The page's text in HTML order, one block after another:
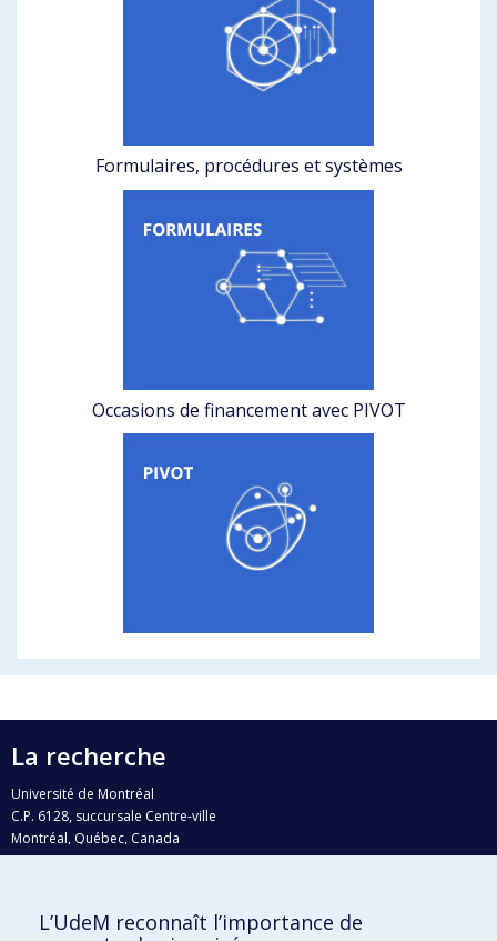
Formulaires, procédures et systèmes
Occasions de financement avec PIVOT
La recherche
Université de Montréal
C.P. 6128, succursale Centre-ville
Montréal, Québec, Canada
H3C 3J7
L’UdeM reconnaît l’importance de